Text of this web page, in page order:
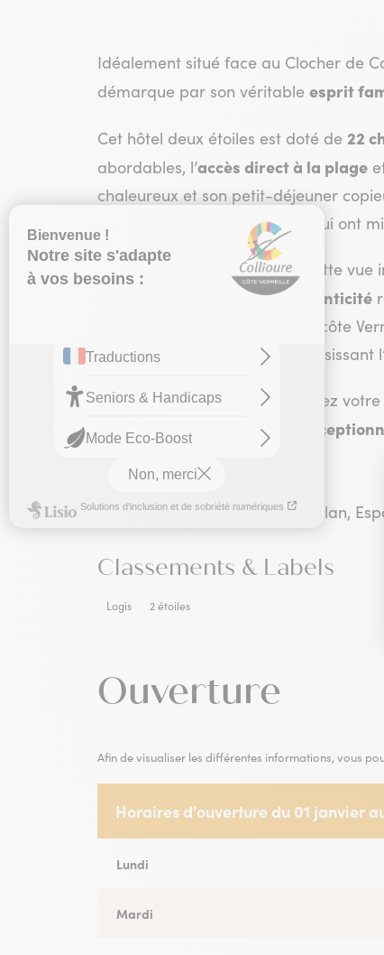
Idéalement situé face au Clocher de
démarque par son véritable esprit
Cet hôtel deux étoiles est doté de 22
abordables, l’accès direct à la plage
chaleureux et son petit-déjeuner
raison de tous les voyageurs qui ont
En effet, ils n'échangeraient cette
l'intimité et l'authenticité
pleinement votre séjour sur la côte
maison », c’est possible en choisissant
Un conseil au voyageurs "Prenez
contemplant ce
panorama
Nous parlons : Anglais, Catalan,
Classements & Labels
Logis 2 étoiles
Ouverture
Afin de visualiser les différentes informations, vous
Horaires d'ouverture du 01 janvier
Lundi
Mardi
Horaires d'ouverture du 01 janvier
Lundi
Mardi